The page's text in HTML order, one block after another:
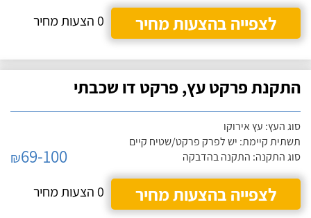
לצפייה בהצעות מחיר
0 הצעות מחיר
התקנת פרקט עץ, פרקט דו שכבתי
סוג העץ: עץ אירוקו
תשתית קיימת: יש לפרק פרקט/שטיח קיים
סוג התקנה: התקנה בהדבקה
₪69-100
לצפייה בהצעות מחיר
0 הצעות מחיר